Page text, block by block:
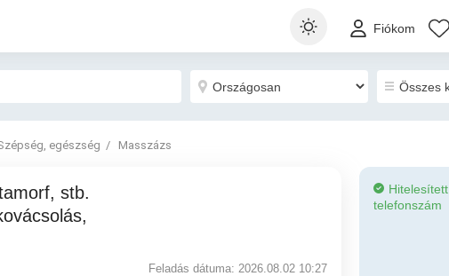
Fiókom
egészség Masszázs
Feladás dátuma: 2026.08.02 10:27
Hitelesített
telefonszám